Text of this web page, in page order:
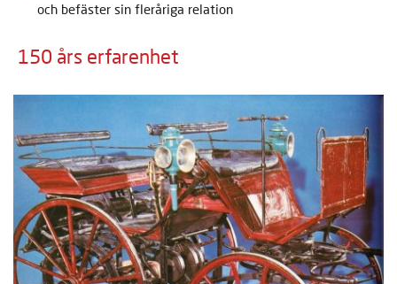
150 års erfarenhet
och befäster sin fleråriga relation